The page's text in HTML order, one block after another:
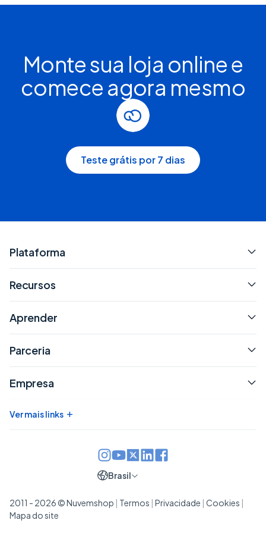
Monte sua loja online e
comece agora mesmo
Teste grátis por 7 dias
Plataforma
Recursos
Aprender
Parceria
Empresa
Ver mais links +
2011 - 2026 © Nuvemshop | Termos | Privacidade | Cookies |
Mapa do site
Brasil